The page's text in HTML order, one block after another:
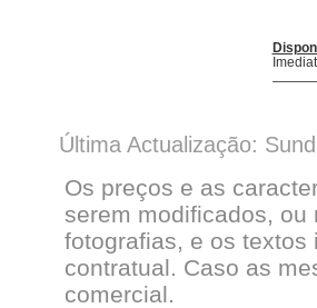
Última Actualização:
Os preços e as
serem modificados, ou
fotografias, e os
contratual. Caso as
comercial.